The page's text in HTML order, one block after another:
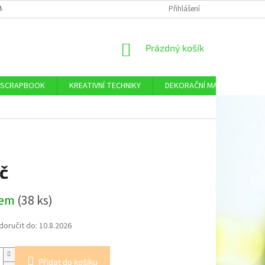
OCHRANY OSOBNÍCH ÚDAJŮ DOPRAVA A PLATBA
Přihlášení
NÁKUPNÍ
Prázdný košík
SCRAPBOOK KREATIVNÍ TECHNIKY
DEKORAČNÍ MATERIÁL
(38 ks)
do: 10.8.2026
Přidat do košíku